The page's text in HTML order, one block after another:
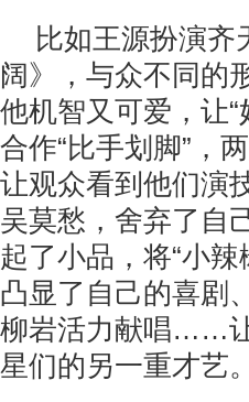
比如王源扮演
阔》，与众不同的
他机智又可爱，让
合作“比手划脚”，
让观众看到他们演
吴莫愁，舍弃了自
起了小品，将“小
凸显了自己的喜剧
柳岩活力献唱……
星们的另一重才艺。